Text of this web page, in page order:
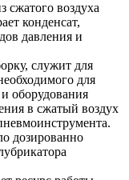
сжатого воздуха
конденсат,
давления и
служит для
для
оборудования
в сжатый воздух
дозированно